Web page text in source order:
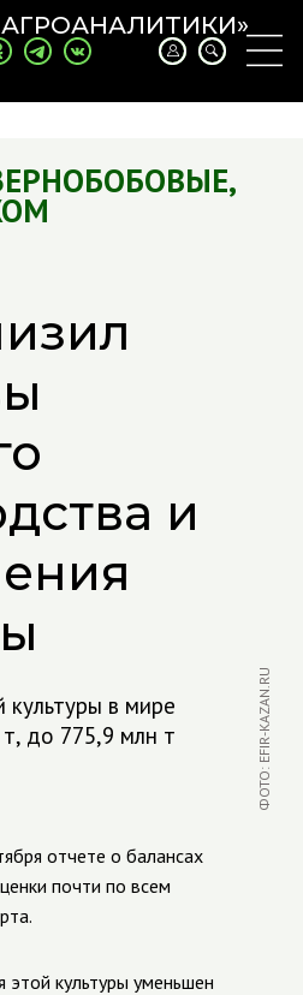
,
и
культуры в мире
до 775,9 млн т
ФОТО: EFIR-KAZAN.RU
отчете о балансах
почти по всем
культуры уменьшен